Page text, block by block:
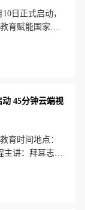
日正式启动，
育赋能国家战
社会发展、全
45分钟云端视
育时间地点：
主讲：拜耳志愿
筋急转弯开